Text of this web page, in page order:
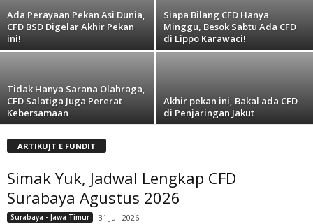
Ada Perayaan Pekan Asi Dunia,
CFD BSD Digelar Akhir Pekan
ini!
Siapa Bilang CFD Hanya
Minggu, Besok Sabtu Ada CFD
di Lippo Karawaci!
Tidak Hanya Sarana Olahraga,
CFD Salatiga Juga Pererat
Kebersamaan
Akhir pekan ini, Bakal ada CFD
di Penjaringan Jakut
ARTIKUJT E FUNDIT
Simak Yuk, Jadwal Lengkap CFD
Surabaya Agustus 2026
Surabaya - Jawa Timur 31 Juli 2026